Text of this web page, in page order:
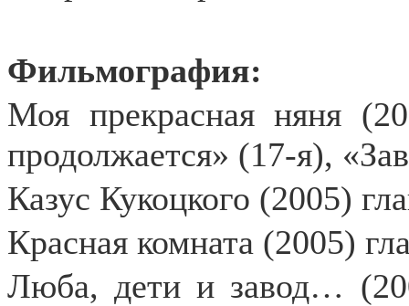
Фильмография:
Моя прекрасная няня
продолжается» (17-я),
Казус Кукоцкого (2005)
Красная комната (2005)
Люба, дети и завод…